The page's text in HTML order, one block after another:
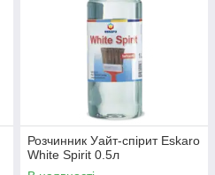
Розчинник Уайт-спірит Eskaro
White Spirit 0.5л